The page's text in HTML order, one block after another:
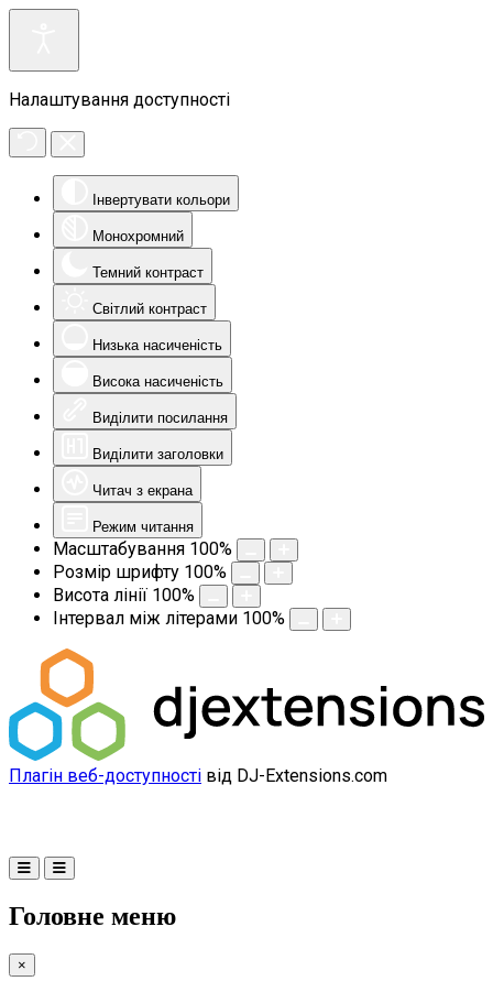
Налаштування доступності
Інвертувати кольори
Монохромний
Темний контраст
Світлий контраст
Низька насиченість
Висока насиченість
Виділити посилання
Виділити заголовки
Читач з екрана
Режим читання
Масштабування 100%
Розмір шрифту 100%
Висота лінії 100%
Інтервал між літерами 100%
Плагін веб-доступності від DJ-Extensions.com
Головне меню
×